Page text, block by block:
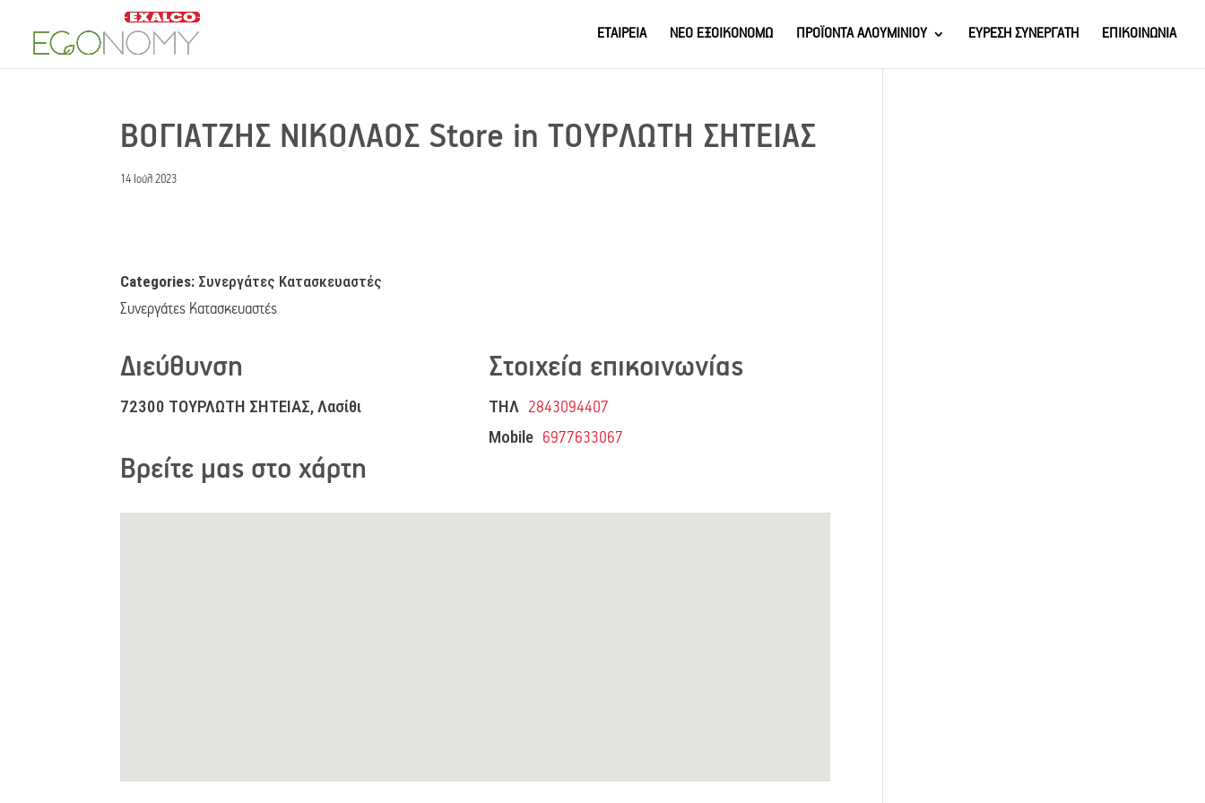
ΕΤΑΙΡΕΙΑ ΝΕΟ ΕΞΟΙΚΟΝΟΜΩ ΠΡΟΪΟΝΤΑ ΑΛΟΥΜΙΝΙΟΥ ΕΥΡΕΣΗ ΣΥΝΕΡΓΑΤΗ ΕΠΙΚΟΙΝΩΝΙΑ
ΒΟΓΙΑΤΖΗΣ ΝΙΚΟΛΑΟΣ Store in ΤΟΥΡΛΩΤΗ ΣΗΤΕΙΑΣ
14 Ιούλ 2023
Categories: Συνεργάτες Κατασκευαστές
Συνεργάτες Κατασκευαστές
Διεύθυνση
72300 ΤΟΥΡΛΩΤΗ ΣΗΤΕΙΑΣ, Λασίθι
Στοιχεία επικοινωνίας
ΤΗΛ 2843094407
Mobile 6977633067
Βρείτε μας στο χάρτη